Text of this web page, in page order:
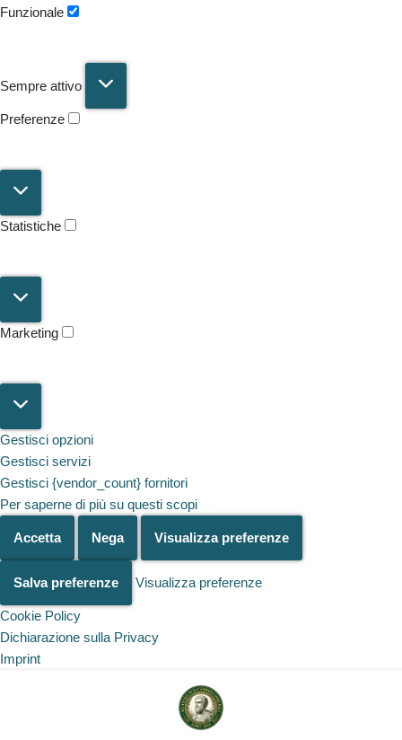
Funzionale
Sempre attivo
Preferenze
Statistiche
Marketing
Gestisci opzioni
Gestisci servizi
Gestisci {vendor_count} fornitori
Per saperne di più su questi scopi
Accetta Nega Visualizza preferenze
Salva preferenze Visualizza preferenze
Cookie Policy
Dichiarazione sulla Privacy
Imprint
Salta al